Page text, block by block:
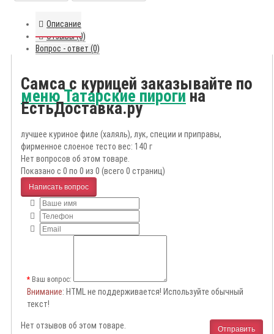
Описание
Отзывы (0)
Вопрос - ответ (0)
Самса с курицей заказывайте по
меню Татарские пирогина
ЕстьДоставка.ру
лучшее куриное филе (халяль), лук, специи и приправы,
фирменное слоеное тесто вес: 140 г
Нет вопросов об этом товаре.
Показано с 0 по 0 из 0 (всего 0 страниц)
Написать вопрос
Ваш вопрос:
Внимание: HTML не поддерживается! Используйте обычный
текст!
Отправить
Нет отзывов об этом товаре.